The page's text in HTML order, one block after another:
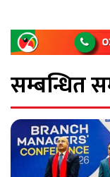
सम्बन्धित